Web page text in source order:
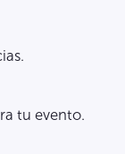
tu evento.